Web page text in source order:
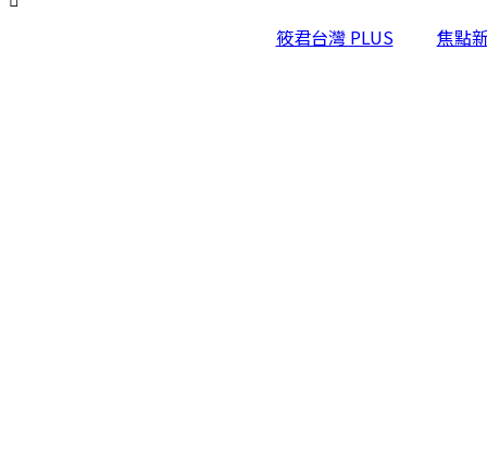
筱君台灣 PLUS 焦點